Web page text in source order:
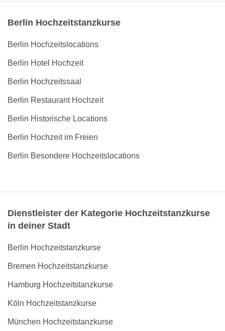
Berlin Hochzeitstanzkurse
Berlin Hochzeitslocations
Berlin Hotel Hochzeit
Berlin Hochzeitssaal
Berlin Restaurant Hochzeit
Berlin Historische Locations
Berlin Hochzeit im Freien
Berlin Besondere Hochzeitslocations
Dienstleister der Kategorie Hochzeitstanzkurse
in deiner Stadt
Berlin Hochzeitstanzkurse
Bremen Hochzeitstanzkurse
Hamburg Hochzeitstanzkurse
Köln Hochzeitstanzkurse
München Hochzeitstanzkurse